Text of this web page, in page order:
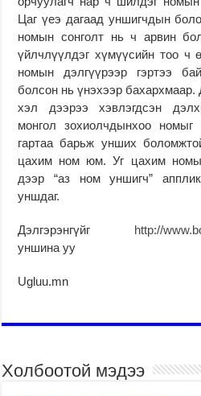
Цаг үеэ дагаад уншигчдын
номын сонголт нь ч арвин
үйлчлүүлдэг хүмүүсийн тоо ч
номын дэлгүүрээр гэртээ
болсон нь үнэхээр бахархмаар.
хэл дээрээ хэвлэгдсэн
монгол зохиолчдынхоо
гартаа барьж унших
цахим ном юм. Уг цахим
дээр “аз ном уншигч”
уншдаг.
Дэлгэрэнгүйг http://
уншина уу
Ugluu.mn
Холбоотой мэдээ